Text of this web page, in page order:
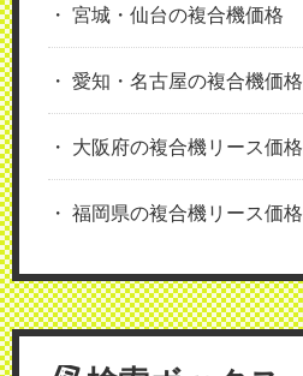
宮城・仙台の複合機価格
愛知・名古屋の複合機価格
大阪府の複合機リース価格
福岡県の複合機リース価格